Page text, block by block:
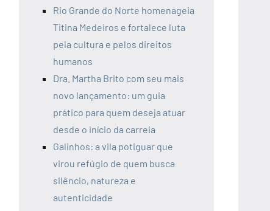
Rio Grande do Norte homenageia
Titina Medeiros e fortalece luta
pela cultura e pelos direitos
humanos
Dra. Martha Brito com seu mais
novo lançamento: um guia
prático para quem deseja atuar
desde o início da carreia
Galinhos: a vila potiguar que
virou refúgio de quem busca
silêncio, natureza e
autenticidade